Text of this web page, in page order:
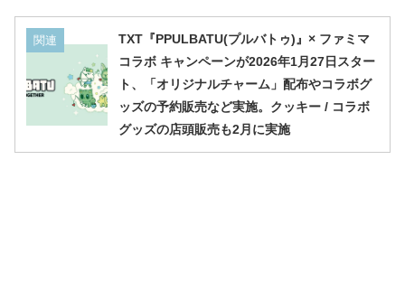
関連
TXT『PPULBATU(プルバトゥ)』× ファミマ
コラボ キャンペーンが2026年1月27日スター
ト、「オリジナルチャーム」配布やコラボグ
ッズの予約販売など実施。クッキー / コラボ
グッズの店頭販売も2月に実施